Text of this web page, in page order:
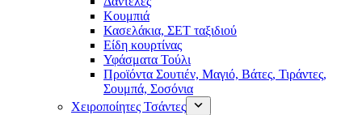
Κουμπιά
Κασελάκια, ΣΕΤ ταξιδιού
Είδη κουρτίνας
Υφάσματα Τούλι
Προϊόντα Σουτιέν, Μαγιό, Βάτες, Τιράντες,
Σουμπά, Σοσόνια
Χειροποίητες Τσάντες